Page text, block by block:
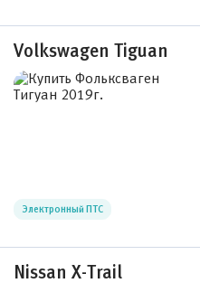
Volkswagen Tiguan
Электронный ПТС
Nissan X-Trail